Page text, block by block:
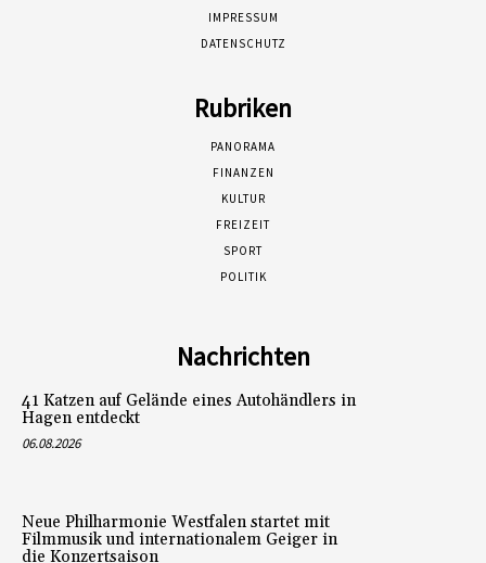
IMPRESSUM
DATENSCHUTZ
Rubriken
PANORAMA
FINANZEN
KULTUR
FREIZEIT
SPORT
POLITIK
Nachrichten
41 Katzen auf Gelände eines Autohändlers in
Hagen entdeckt
06.08.2026
Neue Philharmonie Westfalen startet mit
Filmmusik und internationalem Geiger in
die Konzertsaison